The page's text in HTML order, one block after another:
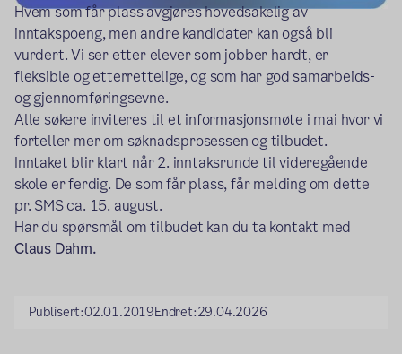
Hvem som får plass avgjøres hovedsakelig av
inntakspoeng, men andre kandidater kan også bli
vurdert. Vi ser etter elever som jobber hardt, er
fleksible og etterrettelige, og som har god samarbeids-
og gjennomføringsevne.
Alle søkere inviteres til et informasjonsmøte i mai hvor vi
forteller mer om søknadsprosessen og tilbudet.
Inntaket blir klart når 2. inntaksrunde til videregående
skole er ferdig. De som får plass, får melding om dette
pr. SMS ca. 15. august.
Har du spørsmål om tilbudet kan du ta kontakt med
Claus Dahm.
Publisert:02.01.2019Endret:29.04.2026